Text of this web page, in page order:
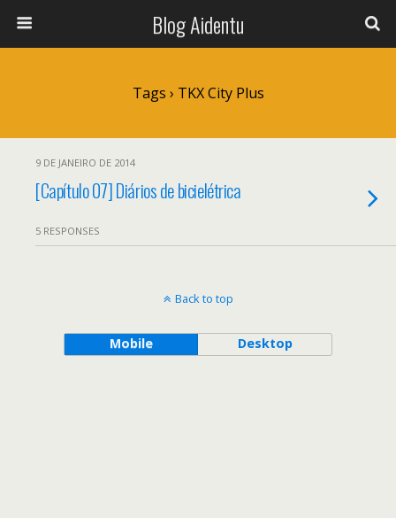
Blog Aidentu
Tags › TKX City Plus
9 DE JANEIRO DE 2014
[Capítulo 07] Diários de bicielétrica
5 RESPONSES
Back to top
Mobile Desktop